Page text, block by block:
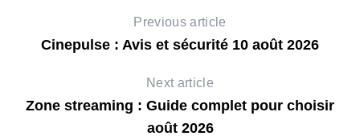
Previous article
Cinepulse : Avis et sécurité 10 août 2026
Next article
Zone streaming : Guide complet pour choisir
août 2026